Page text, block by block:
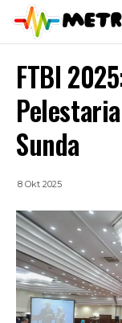
FTBI
Sunda
8 Okt 2025